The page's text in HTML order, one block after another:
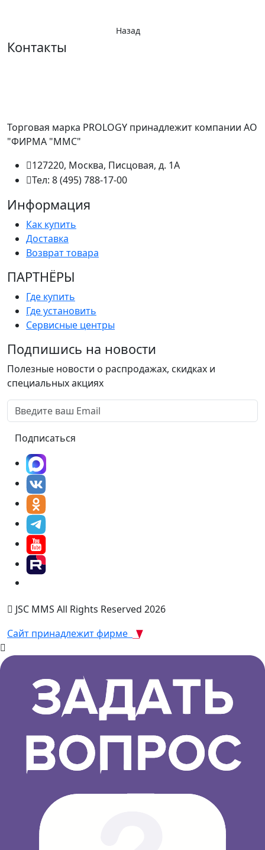
Назад
Контакты
Торговая марка PROLOGY принадлежит компании АО
"ФИРМА "ММС"
127220, Москва, Писцовая, д. 1А
Тел: 8 (495) 788-17-00
Информация
Как купить
Доставка
Возврат товара
ПАРТНËРЫ
Где купить
Где установить
Сервисные центры
Подпишись на новости
Полезные новости о распродажах, скидках и
специальных акциях
Подписаться
JSC MMS All Rights Reserved 2026
Сайт принадлежит фирме